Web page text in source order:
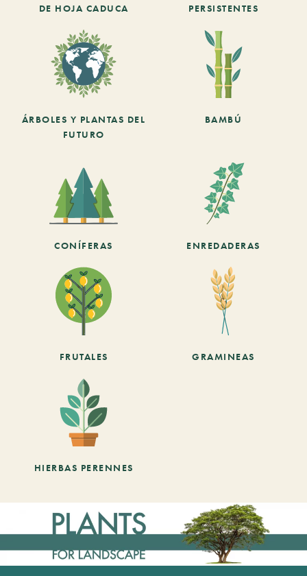
DE HOJA CADUCA
PERSISTENTES
ÁRBOLES Y PLANTAS DEL
FUTURO
BAMBÚ
CONÍFERAS ENREDADERAS
FRUTALES GRAMINEAS
HIERBAS PERENNES